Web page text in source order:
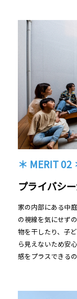
＊ MERIT 02
プライバシ
家の内部にある中
の視線を気にせず
物を干したり、子
ら見えないため安
感をプラスできる